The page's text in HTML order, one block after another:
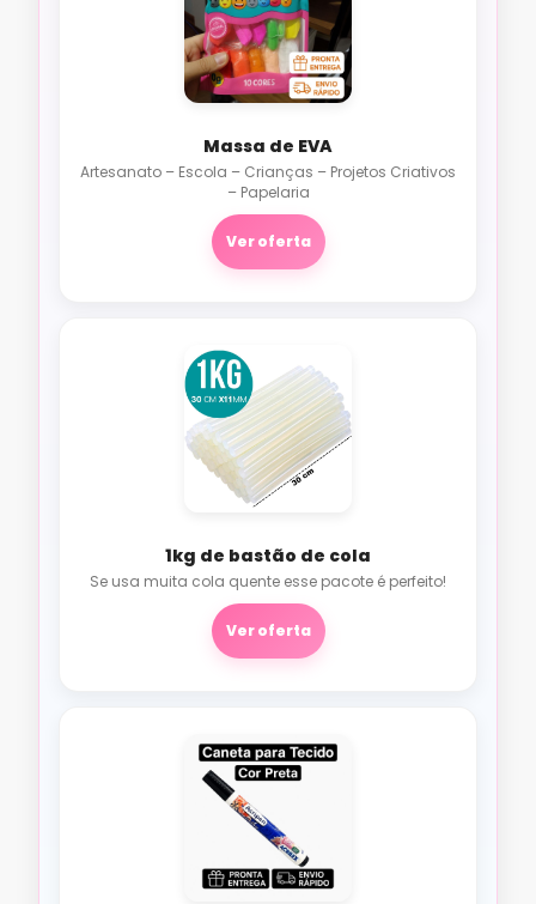
Massa de EVA
Artesanato – Escola – Crianças – Projetos Criativos
– Papelaria
Ver oferta
1kg de bastão de cola
Se usa muita cola quente esse pacote é perfeito!
Ver oferta